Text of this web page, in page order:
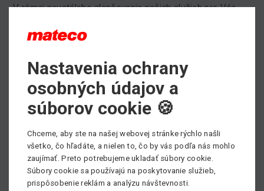
V rámci neustáleho zlepšovania našich služieb pre Vás,
prepravu plošín ale aj vysokozdvižných vozíkov a
manipulátorov.
Doprava pracovných strojov bude tak ešte rýchlejšia a
efektívnejšia.
Potrebujete kúpiť, alebo si prenajať pracovnú plošinu,
prípadne potrebujete poradiť pri výbere vhodného
pracovného stroja?
Nastavenia ochrany
osobných údajov a
súborov cookie 🍪
Chceme, aby ste na našej webovej stránke rýchlo našli
všetko, čo hľadáte, a nielen to, čo by vás podľa nás mohlo
zaujímať. Preto potrebujeme ukladať súbory cookie.
Súbory cookie sa používajú na poskytovanie služieb,
prispôsobenie reklám a analýzu návštevnosti.